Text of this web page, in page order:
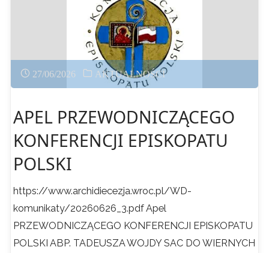
12-
19
sierpnia
–
Wolne
27/06/2026 AKTUALNOŚCI
APEL PRZEWODNICZĄCEGO
KONFERENCJI EPISKOPATU
POLSKI
https://www.archidiecezja.wroc.pl/WD-
komunikaty/20260626_3.pdf Apel
PRZEWODNICZĄCEGO KONFERENCJI EPISKOPATU
POLSKI ABP. TADEUSZA WOJDY SAC DO WIERNYCH